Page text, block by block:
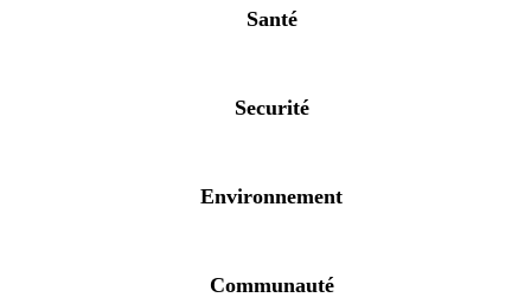
Santé
Securité
Environnement
Communauté